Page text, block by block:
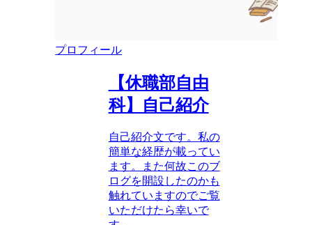
プロフィール
【休職部自由
科】自己紹介
自己紹介文です。私の
簡単な経歴が載ってい
ます。また何故このブ
ログを開設したのかも
触れていますのでご覧
いただけたら幸いで